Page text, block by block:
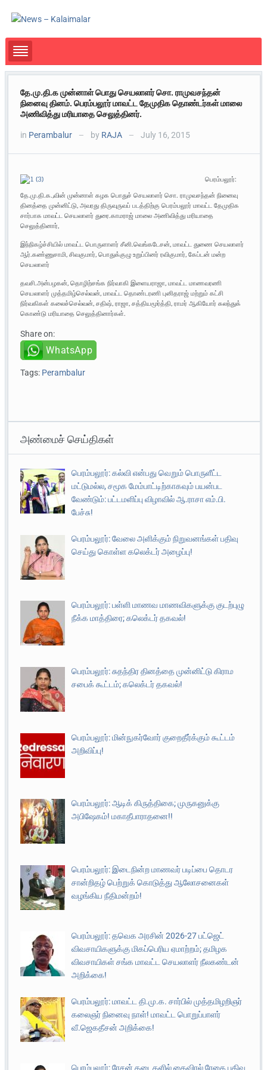
தே.மு.தி.க முன்னாள் பொது செயலாளர் சொ. ராமுவசந்தன்
நினைவு தினம். பெரம்பலூர் மாவட்ட தேமுதிக தொண்டர்கள் மாலை
அணிவித்து மரியாதை செலுத்தினர்.
in Perambalur — by RAJA — July 16, 2015
பெரம்பலூர்:
தே.மு.தி.க.,வின் முன்னாள் கழக பொதுச் செயலாளர் சொ. ராமுவசந்தன் நினைவு
தினத்தை முன்னிட்டு, அவரது திருவுருவப் படத்திற்கு பெரம்பலூர் மாவட்ட தேமுதிக
சார்பாக மாவட்ட செயலாளர் துரை.காமராஜ் மாலை அணிவித்து மரியாதை
செலுத்தினார்,
இந்நிகழ்ச்சியில் மாவட்ட பொருளாளர் சீனி.வெங்கடேசன், மாவட்ட துணை செயலாளர்
ஆர்.கண்ணுசாமி, சிவகுமார், பொதுக்குழு உறுப்பினர் ரவிகுமார், கேப்டன் மன்ற
செயலாளர்
தவசி.அன்பழகன், தொழிற்சங்க நிர்வாகி இளையராஜா, மாவட்ட மாணவரணி
செயலாளர் முத்தமிழ்செல்வன், மாவட்ட தொண்டரணி புனிதராஜ் மற்றும் கட்சி
நிர்வகிகள் கலைச்செல்வன், சதிஷ், ராஜா, சத்தியமூர்த்தி, ராமர் ஆகியோர் கலந்துக்
கொண்டு மரியாதை செலுத்தினார்கள்.
Share on:
WhatsApp
Tags: Perambalur
அண்மைச் செய்திகள்
பெரம்பலூர்: கல்வி என்பது வெறும் பொருளீட்ட
மட்டுமல்ல, சமூக மேம்பாட்டிற்காகவும் பயன்பட
வேண்டும்: பட்டமளிப்பு விழாவில் ஆ.ராசா எம்.பி.
பேச்சு!
பெரம்பலூர்: வேலை அளிக்கும் நிறுவனங்கள் பதிவு
செய்து கொள்ள கலெக்டர் அழைப்பு!
பெரம்பலூர்: பள்ளி மாணவ மாணவிகளுக்கு குடற்புழு
நீக்க மாத்திரை; கலெக்டர் தகவல்!
பெரம்பலூர்: சுதந்திர தினத்தை முன்னிட்டு கிராம
சபைக் கூட்டம்; கலெக்டர் தகவல்!
பெரம்பலூர்: மின்நுகர்வோர் குறைதீர்க்கும் கூட்டம்
அறிவிப்பு!
பெரம்பலூர்: ஆடிக் கிருத்திகை; முருகனுக்கு
அபிஷேகம்! மகாதீபாராதனை!!
பெரம்பலூர்: இடைநின்ற மாணவர் படிப்பை தொடர
சான்றிதழ் பெற்றுக் கொடுத்து ஆலோசனைகள்
வழங்கிய நீதிமன்றம்!
பெரம்பலூர்: தவெக அரசின் 2026-27 பட்ஜெட்
விவசாயிகளுக்கு மிகப்பெரிய ஏமாற்றம்; தமிழக
விவசாயிகள் சங்க மாவட்ட செயலாளர் நீலகண்டன்
அறிக்கை!
பெரம்பலூர்: மாவட்ட தி.மு.க. சார்பில் முத்தமிழறிஞர்
கலைஞர் நினைவு நாள்! மாவட்ட பொறுப்பாளர்
வீ.ஜெகதீசன் அறிக்கை!
பெரம்பலூர்: ரேசன் கடைகளில் கைவிரல் ரேகை பதிவு